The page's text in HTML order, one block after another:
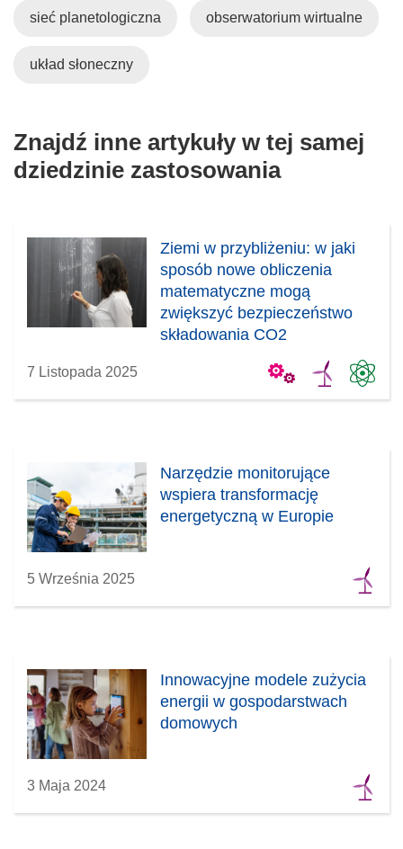
sieć planetologiczna obserwatorium wirtualne
układ słoneczny
Znajdź inne artykuły w tej samej
dziedzinie zastosowania
Ziemi w przybliżeniu: w jaki
sposób nowe obliczenia
matematyczne mogą
zwiększyć bezpieczeństwo
składowania CO2
7 Listopada 2025
Narzędzie monitorujące
wspiera transformację
energetyczną w Europie
5 Września 2025
Innowacyjne modele zużycia
energii w gospodarstwach
domowych
3 Maja 2024